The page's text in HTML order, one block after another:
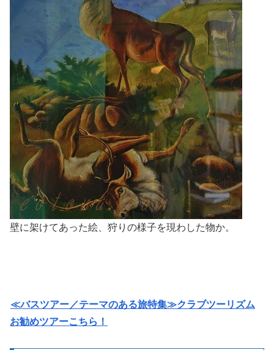
壁に架けてあった絵、狩りの様子を現わした物か。
≪バスツアー／テーマのある旅特集≫クラブツーリズム
お勧めツアーこちら！